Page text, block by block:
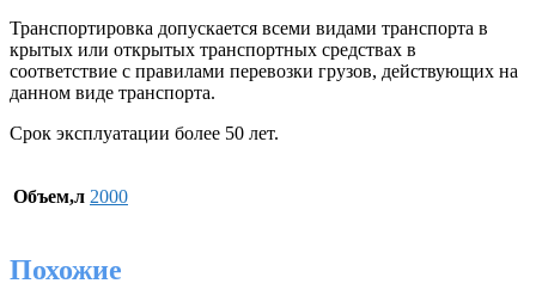
Транспортировка допускается всеми видами транспорта в
крытых или открытых транспортных средствах в
соответствие с правилами перевозки грузов, действующих на
данном виде транспорта.
Срок эксплуатации более 50 лет.
Объем,л 2000
Похожие